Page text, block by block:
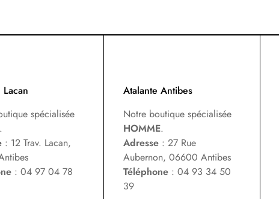
spécialisée
: 12 Trav. Lacan,
: 04 97 04 78
Atalante Antibes
Notre boutique spécialisée
HOMME.
Adresse : 27 Rue
Aubernon, 06600 Antibes
Téléphone : 04 93 34 50
39